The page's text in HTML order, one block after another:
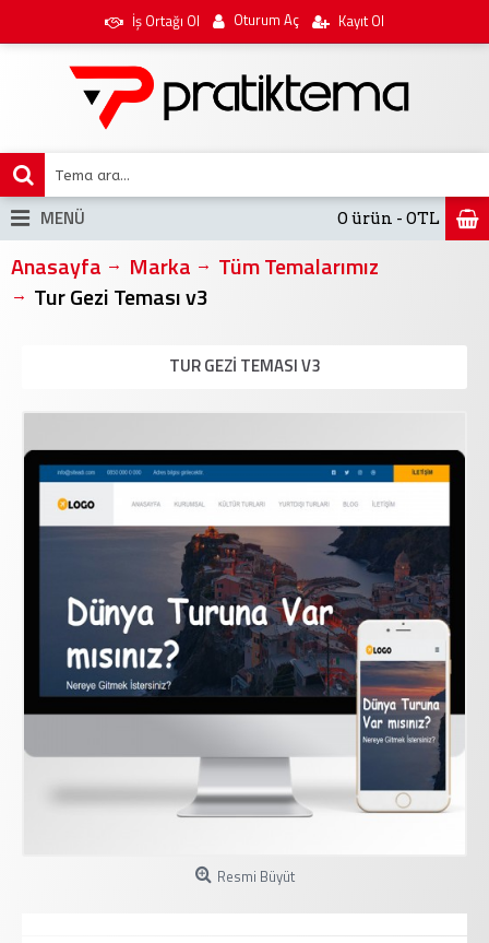
İş Ortağı Ol Oturum Aç Kayıt Ol
0 ürün - 0TL
MENÜ
Anasayfa Marka
Tüm Temalarımız
Tur Gezi Teması v3
TUR GEZI TEMASI V3
Resmi Büyüt